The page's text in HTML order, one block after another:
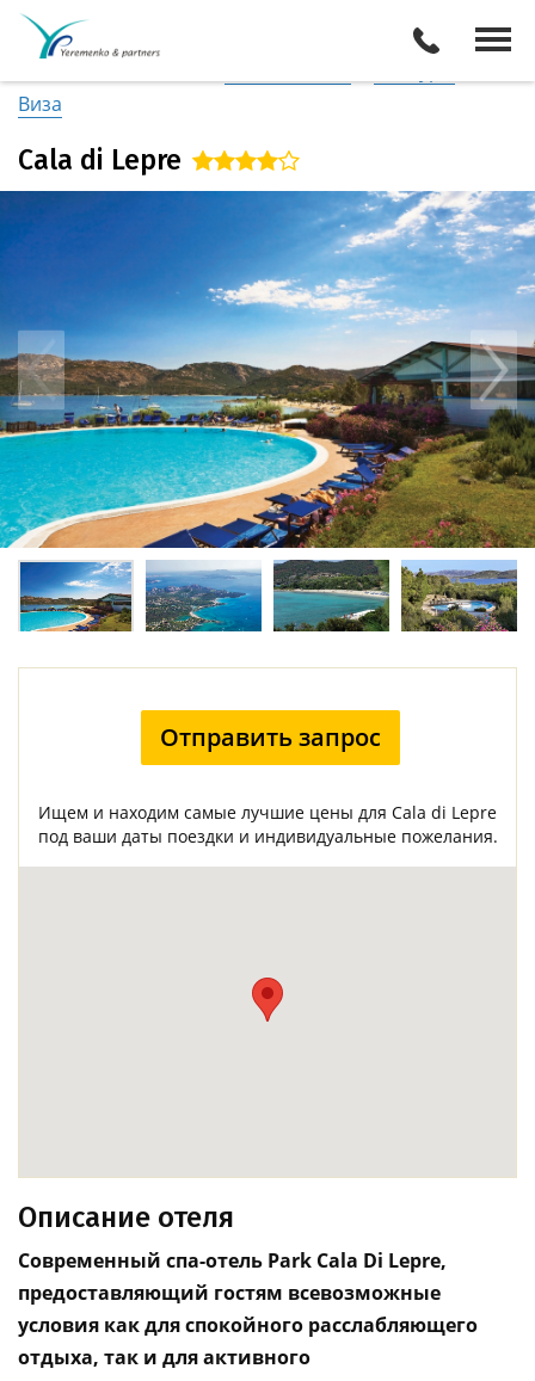
Италия
Виза
Cala di Lepre
Отправить запрос
Ищем и находим самые лучшие цены для Cala di Lepre
под ваши даты поездки и индивидуальные пожелания.
Описание отеля
Современный спа-отель Park Cala Di Lepre,
предоставляющий гостям всевозможные
условия как для спокойного расслабляющего
отдыха, так и для активного